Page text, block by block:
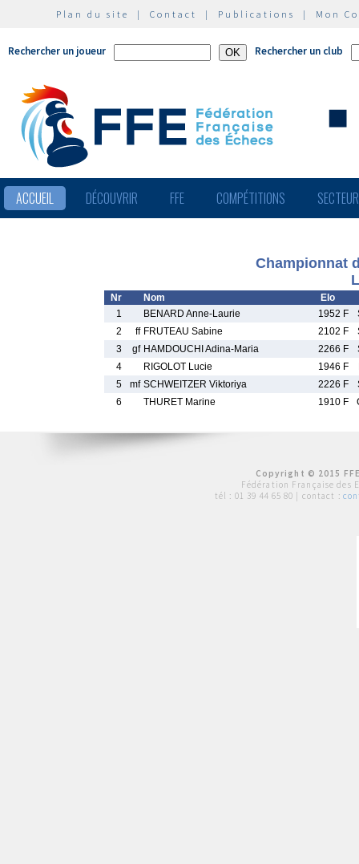
Plan du site | Contact | Publications | Mon
Rechercher un joueur Rechercher un club
ACCUEIL DÉCOUVRIR FFE COMPÉTITIONS
Championnat
Nr Nom
Elo
1
BENARD Anne-Laurie 1952 F
2
ff FRUTEAU Sabine 2102 F
3
gf HAMDOUCHI Adina-Maria 2266 F
4
RIGOLOT Lucie 1946 F
5
mf SCHWEITZER Viktoriya 2226 F
6
THURET Marine 1910 F
Copyright © 2015
Fédération Française des
tél : 01 39 44 65 80 | contact :